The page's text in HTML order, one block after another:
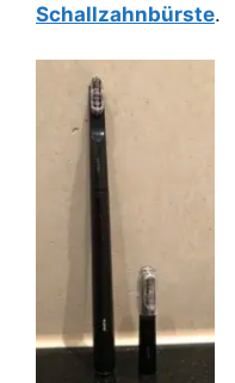
Schallzahnbürste.